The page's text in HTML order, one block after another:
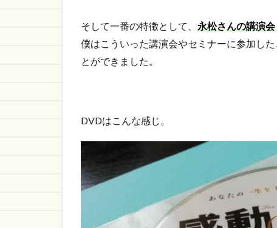
そして一番の特徴として、 永松さんの講演
僕はこういった講演会やセミナーに参加し
とができました。
DVDはこんな感じ。